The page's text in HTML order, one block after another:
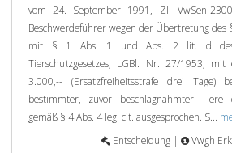
vom 24. September 1991, Zl. VwSen-
Beschwerdeführer wegen der Übertretung des
mit § 1 Abs. 1 und Abs. 2 lit. d des
Tierschutzgesetzes, LGBl. Nr. 27/1953,
3.000,-- (Ersatzfreiheitsstrafe drei Tage)
bestimmter, zuvor beschlagnahmter Tiere
gemäß § 4 Abs. 4 leg. cit. ausgesprochen. S...
Entscheidung |
Vwgh